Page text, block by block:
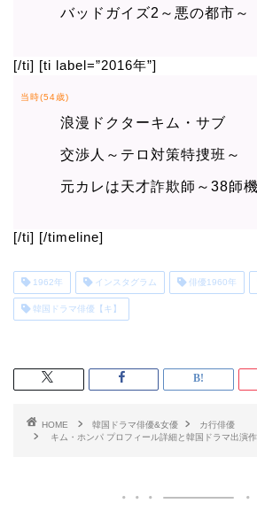
バッドガイズ2～悪の都市～
[/ti] [ti label=”2016年”]
当時(54歳)
浪漫ドクターキム・サブ
交渉人～テロ対策特捜班～
元カレは天才詐欺師～38師
[/ti] [/timeline]
1962年 インスタグラム 俳優1960年
韓国ドラマ俳優【キ】
HOME 韓国ドラマ俳優&女優
カ行俳優
キム・ホンパ プロフィール詳細と韓国ドラマ出演